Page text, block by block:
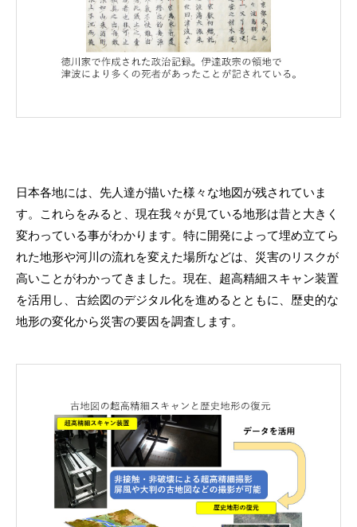
日本各地には、先人達が描いた様々な地図が残されていま
す。これらをみると、現在我々が見ている地形は昔と大きく
変わっている事がわかります。特に開発によって埋め立てら
れた地形や河川の流れを変えた場所などは、災害のリスクが
高いことがわかってきました。現在、超高精細スキャン装置
を活用し、古絵図のデジタル化を進めるとともに、歴史的な
地形の変化から災害の要因を調査します。